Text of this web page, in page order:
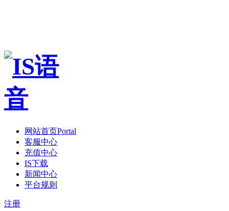
网站首页Portal
客服中心
充值中心
IS下载
新闻中心
平台规则
注册